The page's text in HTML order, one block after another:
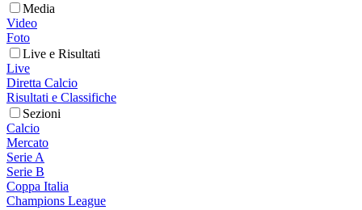
Media
Video
Foto
Live e Risultati
Live
Diretta Calcio
Risultati e Classifiche
Sezioni
Calcio
Mercato
Serie A
Serie B
Coppa Italia
Champions League